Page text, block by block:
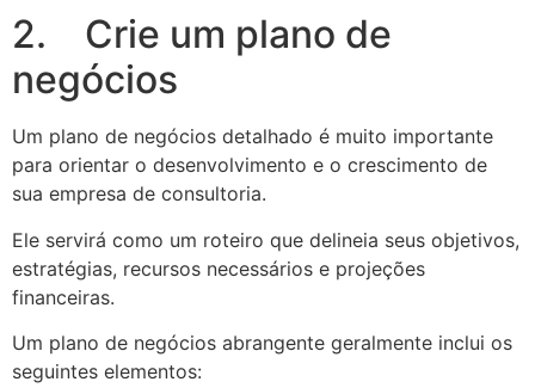
2. Crie um plano de
negócios
Um plano de negócios detalhado é muito importante
para orientar o desenvolvimento e o crescimento de
sua empresa de consultoria.
Ele servirá como um roteiro que delineia seus objetivos,
estratégias, recursos necessários e projeções
financeiras.
Um plano de negócios abrangente geralmente inclui os
seguintes elementos: